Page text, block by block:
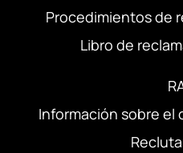
Procedimientos de
Libro de
Información sobre el